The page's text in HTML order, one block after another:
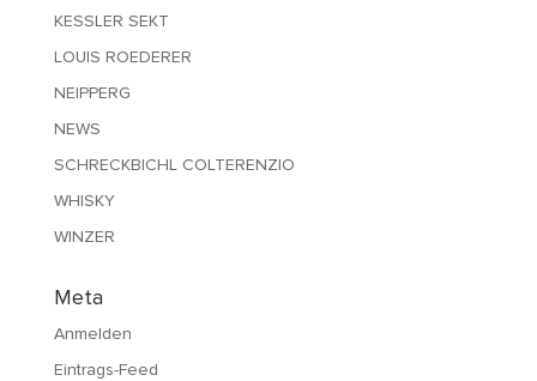
KESSLER SEKT
LOUIS ROEDERER
NEIPPERG
NEWS
SCHRECKBICHL COLTERENZIO
WHISKY
WINZER
Meta
Anmelden
Eintrags-Feed